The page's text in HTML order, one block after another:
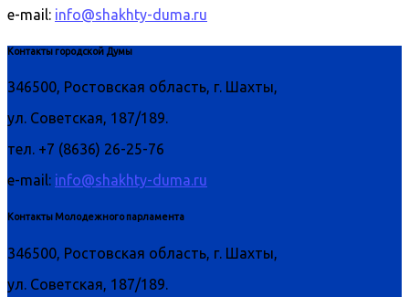
e-mail: info@shakhty-duma.ru
Контакты городской Думы
346500, Ростовская область, г. Шахты,
ул. Советская, 187/189.
тел. +7 (8636) 26-25-76
e-mail: info@shakhty-duma.ru
Контакты Молодежного парламента
346500, Ростовская область, г. Шахты,
ул. Советская, 187/189.